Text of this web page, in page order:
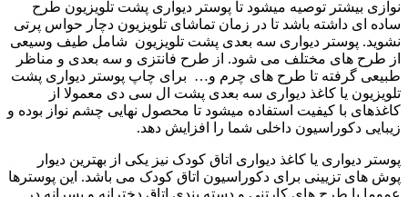
نوازی بیشتر توصیه میشود تا پوستر دیواری پشت تلویزیون طرح
ساده ای داشته باشد تا در زمان تماشای تلویزیون دچار حواس پرتی
نشوید. پوستر دیواری سه بعدی پشت تلویزیون شامل طیف وسیعی
از طرح های مختلف می شود. از طرح فانتزی و سه بعدی و مناظر
طبیعی گرفته تا طرح های چرم و… برای چاپ پوستر دیواری پشت
تلویزیون یا کاغذ دیواری سه بعدی پشت ال سی دی معمولا از
کاغذهای با کیفیت استفاده میشود تا محصول نهایی چشم نواز بوده و
زیبایی دکوراسیون داخلی شما را افزایش دهد.
پوستر دیواری یا کاغذ دیواری اتاق کودک نیز یکی از بهترین دیوار
پوش های تزیینی برای دکوراسیون اتاق کودک می باشد. این پوسترها